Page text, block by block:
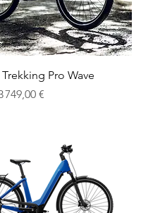
Pro Wave
promotionnel
749,00 €